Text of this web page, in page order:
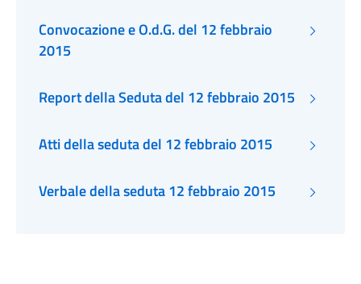
Convocazione e O.d.G. del 12 febbraio
2015
Report della Seduta del 12 febbraio 2015
Atti della seduta del 12 febbraio 2015
Verbale della seduta 12 febbraio 2015